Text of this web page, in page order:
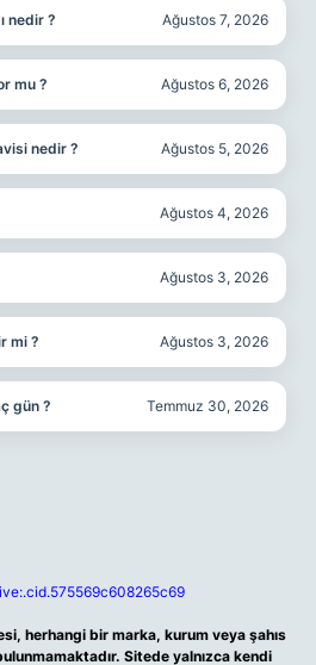
nedir ? Ağustos 7, 2026
mu ? Ağustos 6, 2026
nedir ? Ağustos 5, 2026
Ağustos 4, 2026
Ağustos 3, 2026
mi ? Ağustos 3, 2026
gün ? Temmuz 30, 2026
herhangi bir marka, kurum veya şahıs
Sitede yalnızca kendi